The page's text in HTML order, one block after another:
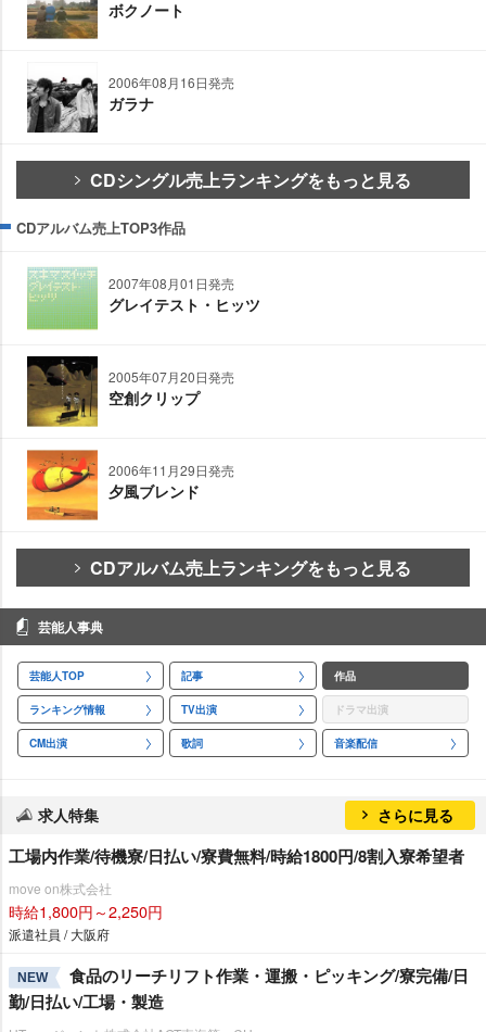
ボクノート
2006年08月16日発売
ガラナ
CDシングル売上ランキングをもっと見る
CDアルバム売上TOP3作品
2007年08月01日発売
グレイテスト・ヒッツ
2005年07月20日発売
空創クリップ
2006年11月29日発売
夕風ブレンド
CDアルバム売上ランキングをもっと見る
芸能人事典
芸能人TOP 記事 作品
ランキング情報 TV出演 ドラマ出演
CM出演 歌詞 音楽配信
求人特集 さらに見る
工場内作業/待機寮/日払い/寮費無料/時給1800円/8割入寮希望者
move on株式会社
時給1,800円～2,250円
派遣社員 / 大阪府
NEW
食品のリーチリフト作業・運搬・ピッキング/寮完備/日
勤/日払い/工場・製造